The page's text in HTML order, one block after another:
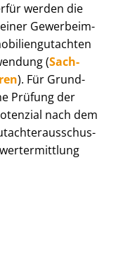
werden die
Ge­wer­be­im­
(Sach­
). Für Grund­
Prüfung der
nach dem